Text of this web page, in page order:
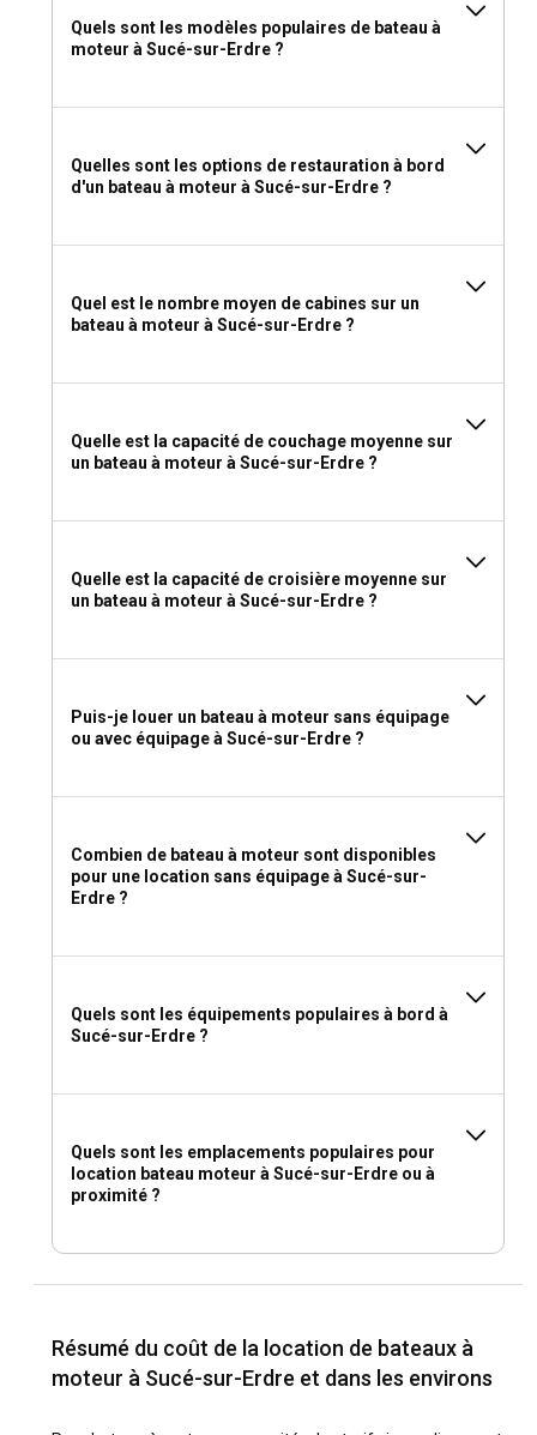
Quels sont les modèles populaires de bateau à
moteur à Sucé-sur-Erdre ?
Quelles sont les options de restauration à bord
d'un bateau à moteur à Sucé-sur-Erdre ?
Quel est le nombre moyen de cabines sur un
bateau à moteur à Sucé-sur-Erdre ?
Quelle est la capacité de couchage moyenne sur
un bateau à moteur à Sucé-sur-Erdre ?
Quelle est la capacité de croisière moyenne sur
un bateau à moteur à Sucé-sur-Erdre ?
Puis-je louer un bateau à moteur sans équipage
ou avec équipage à Sucé-sur-Erdre ?
Combien de bateau à moteur sont disponibles
pour une location sans équipage à Sucé-sur-
Erdre ?
Quels sont les équipements populaires à bord à
Sucé-sur-Erdre ?
Quels sont les emplacements populaires pour
location bateau moteur à Sucé-sur-Erdre ou à
proximité ?
Résumé du coût de la location de bateaux à
moteur à Sucé-sur-Erdre et dans les environs